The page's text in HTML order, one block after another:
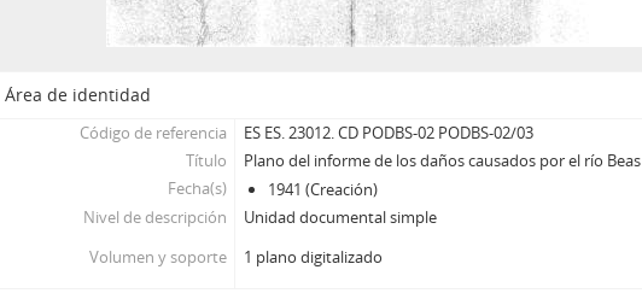
Área de identidad
Código de referencia
ES ES. 23012. CD PODBS-02 PODBS-02/03
Título
Plano del informe de los daños causados por el río Beas
Fecha(s)
1941 (Creación)
Nivel de descripción
Unidad documental simple
Volumen y soporte
1 plano digitalizado